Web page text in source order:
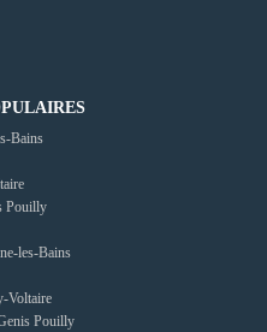
Bains
Pouilly
les-Bains
Voltaire
Pouilly